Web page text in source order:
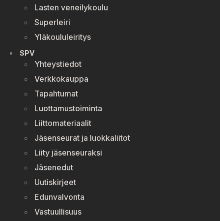
Lasten veneilykoulu
Superleiri
Yläkoululeiritys
SPV
Yhteystiedot
Verkkokauppa
Tapahtumat
Luottamustoiminta
Liittomateriaalit
Jäsenseurat ja luokkaliitot
Liity jäsenseuraksi
Jäsenedut
Uutiskirjeet
Edunvalvonta
Vastuullisuus